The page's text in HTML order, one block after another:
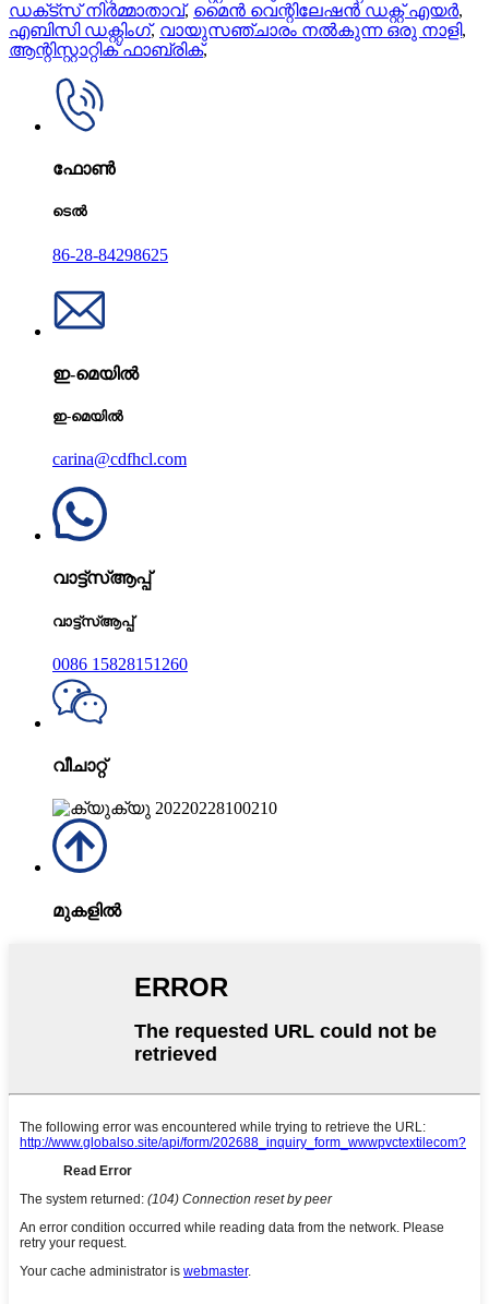
ഡക്‌ട്‌സ് നിർമ്മാതാവ്, മൈൻ വെന്റിലേഷൻ ഡക്റ്റ് എയർ,
എബിസി ഡക്റ്റിംഗ്, വായുസഞ്ചാരം നൽകുന്ന ഒരു നാളി,
ആന്റിസ്റ്റാറ്റിക് ഫാബ്രിക്,
ഫോൺ
ടെൽ
86-28-84298625
ഇ-മെയിൽ
ഇ-മെയിൽ
carina@cdfhcl.com
വാട്ട്‌സ്ആപ്പ്
വാട്ട്‌സ്ആപ്പ്
0086 15828151260
വീചാറ്റ്
മുകളിൽ